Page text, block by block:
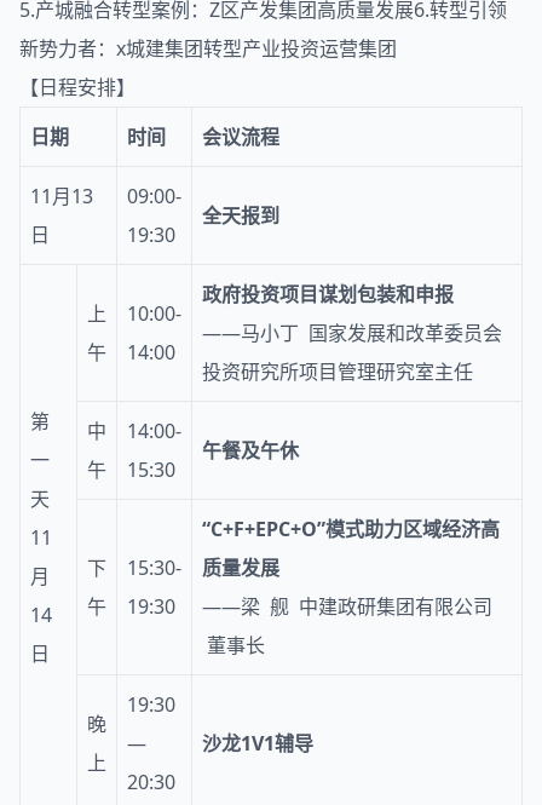
5.产城融合转型案例：Z区产发集团高质量发展6.转型引领
新势力者：x城建集团转型产业投资运营集团
【日程安排】
日期
时间 会议流程
11月13
日
09:00-
19:30
全天报到
第
一
天
11
月
14
日
上
午
10:00-
14:00
政府投资项目谋划包装和申报
——马小丁 国家发展和改革委员会
投资研究所项目管理研究室主任
中
午
14:00-
15:30
午餐及午休
下
午
15:30-
19:30
“C+F+EPC+O”模式助力区域经济高
质量发展
——梁 舰 中建政研集团有限公司
董事长
晚
上
19:30
—
20:30
沙龙1V1辅导